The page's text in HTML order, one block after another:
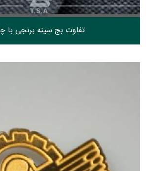
تفاوت بج سینه برنجی با